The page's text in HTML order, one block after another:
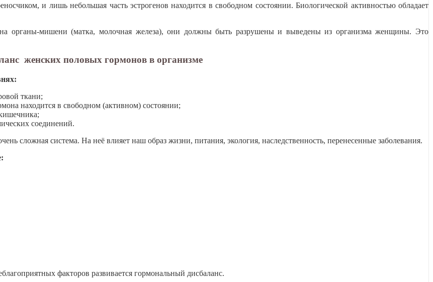
и лишь небольшая часть эстрогенов находится в свободном состоянии. Биологической активностью обладает
органы-мишени (матка, молочная железа), они должны быть разрушены и выведены из организма женщины. Это
женских половых гормонов в организме
ткани;
находится в свободном (активном) состоянии;
соединений.
сложная система. На неё влияет наш образ жизни, питания, экология, наследственность, перенесенные заболевания.
факторов развивается гормональный дисбаланс.